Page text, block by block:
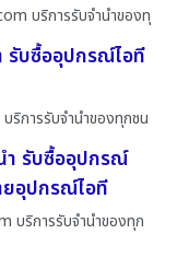
บริการรับจำนำของทุ
รับซื้ออุปกรณ์ไอที
ริการรับจำนำของทุกชน
ำ รับซื้ออุปกรณ์
ยอุปกรณ์ไอที
บริการรับจำนำของทุก